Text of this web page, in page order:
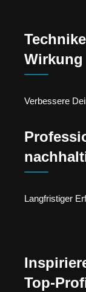
Wirkung
Verbessere
Langfristiger
Top-